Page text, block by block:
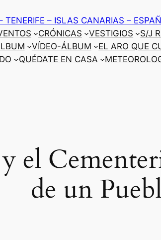
– ISLAS CANARIAS –
CRÓNICAS VESTIGIOS S/J
VÍDEO-ÁLBUM EL ARO QUE
QUÉDATE EN CASA
el
de un